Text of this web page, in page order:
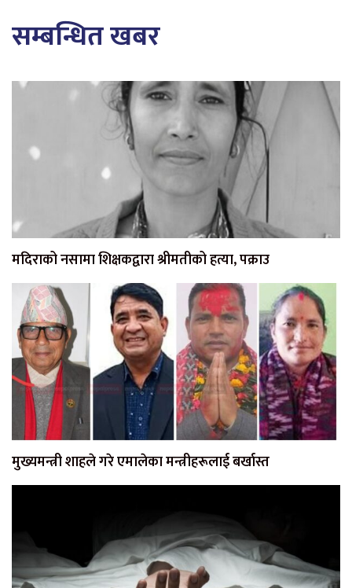
सम्बन्धित खबर
मदिराको नसामा शिक्षकद्वारा श्रीमतीको हत्या, पक्राउ
मुख्यमन्त्री शाहले गरे एमालेका मन्त्रीहरूलाई बर्खास्त